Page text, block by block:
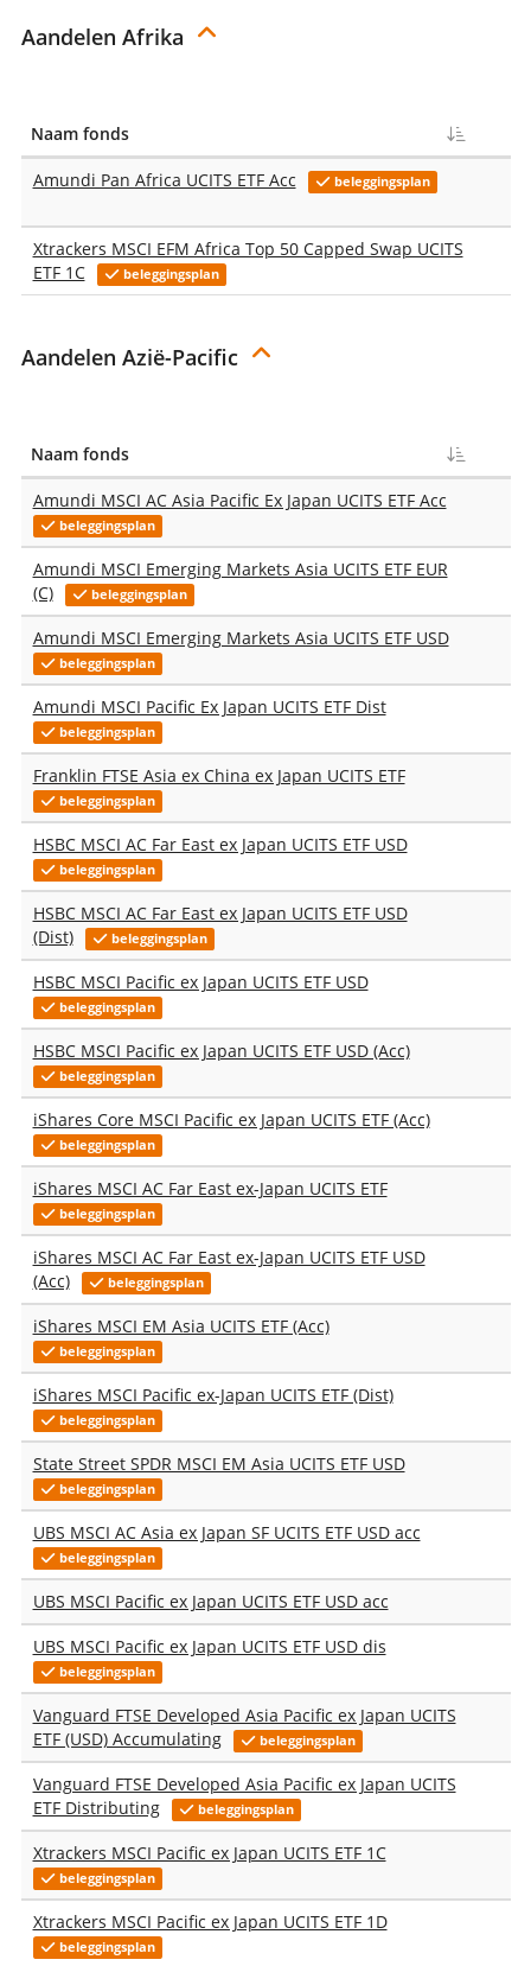
Aandelen Afrika
Naam fonds
Amundi Pan Africa UCITS ETF Acc beleggingsplan
Xtrackers MSCI EFM Africa Top 50 Capped Swap UCITS
ETF 1C
beleggingsplan
Aandelen Azië-Pacific
Naam fonds
Amundi MSCI AC Asia Pacific Ex Japan UCITS ETF Acc
beleggingsplan
Amundi MSCI Emerging Markets Asia UCITS ETF EUR
(C)
beleggingsplan
Amundi MSCI Emerging Markets Asia UCITS ETF USD
beleggingsplan
Amundi MSCI Pacific Ex Japan UCITS ETF Dist
beleggingsplan
Franklin FTSE Asia ex China ex Japan UCITS ETF
beleggingsplan
HSBC MSCI AC Far East ex Japan UCITS ETF USD
beleggingsplan
HSBC MSCI AC Far East ex Japan UCITS ETF USD
(Dist)
beleggingsplan
HSBC MSCI Pacific ex Japan UCITS ETF USD
beleggingsplan
HSBC MSCI Pacific ex Japan UCITS ETF USD (Acc)
beleggingsplan
iShares Core MSCI Pacific ex Japan UCITS ETF (Acc)
beleggingsplan
iShares MSCI AC Far East ex-Japan UCITS ETF
beleggingsplan
iShares MSCI AC Far East ex-Japan UCITS ETF USD
(Acc)
beleggingsplan
iShares MSCI EM Asia UCITS ETF (Acc)
beleggingsplan
iShares MSCI Pacific ex-Japan UCITS ETF (Dist)
beleggingsplan
State Street SPDR MSCI EM Asia UCITS ETF USD
beleggingsplan
UBS MSCI AC Asia ex Japan SF UCITS ETF USD acc
beleggingsplan
UBS MSCI Pacific ex Japan UCITS ETF USD acc
UBS MSCI Pacific ex Japan UCITS ETF USD dis
beleggingsplan
Vanguard FTSE Developed Asia Pacific ex Japan UCITS
ETF (USD) Accumulating
beleggingsplan
Vanguard FTSE Developed Asia Pacific ex Japan UCITS
ETF Distributing
beleggingsplan
Xtrackers MSCI Pacific ex Japan UCITS ETF 1C
beleggingsplan
Xtrackers MSCI Pacific ex Japan UCITS ETF 1D
beleggingsplan